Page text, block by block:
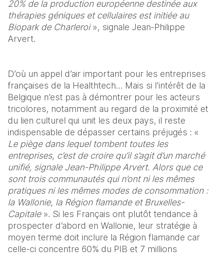
20% de la production européenne destinée aux
thérapies géniques et cellulaires est initiée au
Biopark de Charleroi », signale Jean-Philippe
Arvert.
D’où un appel d’air important pour les entreprises
françaises de la Healthtech… Mais si l’intérêt de la
Belgique n’est pas à démontrer pour les acteurs
tricolores, notamment au regard de la proximité et
du lien culturel qui unit les deux pays, il reste
Le piège dans lequel tombent toutes les
entreprises, c’est de croire qu’il s’agit d’un marché
unifié, signale Jean-Philippe Arvert. Alors que ce
sont trois communautés qui n’ont ni les mêmes
pratiques ni les mêmes modes de consommation :
la Wallonie, la Région flamande et Bruxelles-
Capitale ». Si les Français ont plutôt tendance à
prospecter d’abord en Wallonie, leur stratégie à
moyen terme doit inclure la Région flamande car
celle-ci concentre 60% du PIB et 7 millions